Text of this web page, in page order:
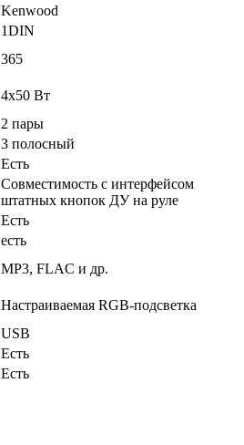
Kenwood
1DIN
365
4х50 Вт
2 пары
3 полосный
Есть
Совместимость с интерфейсом
штатных кнопок ДУ на руле
Есть
есть
MP3, FLAC и др.
Настраиваемая RGB-подсветка
USB
Есть
Есть